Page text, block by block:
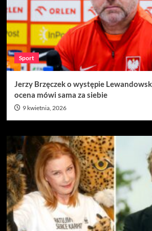
Sport
Jerzy Brzęczek o występie
ocena mówi sama za siebie
9 kwietnia, 2026